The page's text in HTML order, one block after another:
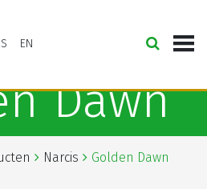
EN
Dawn
Narcis Golden Dawn